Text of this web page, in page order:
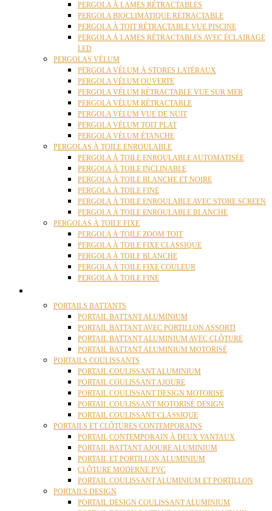
PERGOLA À LAMES RÉTRACTABLES
PERGOLA BIOCLIMATIQUE RÉTRACTABLE
PERGOLA À TOIT RÉTRACTABLE VUE PISCINE
PERGOLA À LAMES RÉTRACTABLES AVEC ÉCLAIRAGE
LED
PERGOLAS VÉLUM
PERGOLA VÉLUM À STORES LATÉRAUX
PERGOLA VÉLUM OUVERTE
PERGOLA VÉLUM RÉTRACTABLE VUE SUR MER
PERGOLA VÉLUM RÉTRACTABLE
PERGOLA VÉLUM VUE DE NUIT
PERGOLA VÉLUM TOIT PLAT
PERGOLA VÉLUM ÉTANCHE
PERGOLAS À TOILE ENROULABLE
PERGOLA À TOILE ENROULABLE AUTOMATISÉE
PERGOLA À TOILE INCLINABLE
PERGOLA À TOILE BLANCHE ET NOIRE
PERGOLA À TOILE FINE
PERGOLA À TOILE ENROULABLE AVEC STORE SCREEN
PERGOLA À TOILE ENROULABLE BLANCHE
PERGOLAS À TOILE FIXE
PERGOLA À TOILE ZOOM TOIT
PERGOLA À TOILE FIXE CLASSIQUE
PERGOLA À TOILE BLANCHE
PERGOLA À TOILE FIXE COULEUR
PERGOLA À TOILE FINE
PORTAILS BATTANTS
PORTAIL BATTANT ALUMINIUM
PORTAIL BATTANT AVEC PORTILLON ASSORTI
PORTAIL BATTANT ALUMINIUM AVEC CLÔTURE
PORTAIL BATTANT ALUMINIUM MOTORISÉ
PORTAILS COULISSANTS
PORTAIL COULISSANT ALUMINIUM
PORTAIL COULISSANT AJOURE
PORTAIL COULISSANT DESIGN MOTORISE
PORTAIL COULISSANT MOTORISÉ DESIGN
PORTAIL COULISSANT CLASSIQUE
PORTAILS ET CLÔTURES CONTEMPORAINS
PORTAIL CONTEMPORAIN À DEUX VANTAUX
PORTAIL BATTANT AJOURE ALUMINIUM
PORTAIL ET PORTILLON ALUMINIUM
CLÔTURE MODERNE PVC
PORTAIL COULISSANT ALUMINIUM ET PORTILLON
PORTAILS DESIGN
PORTAIL DESIGN COULISSANT ALUMINIUM